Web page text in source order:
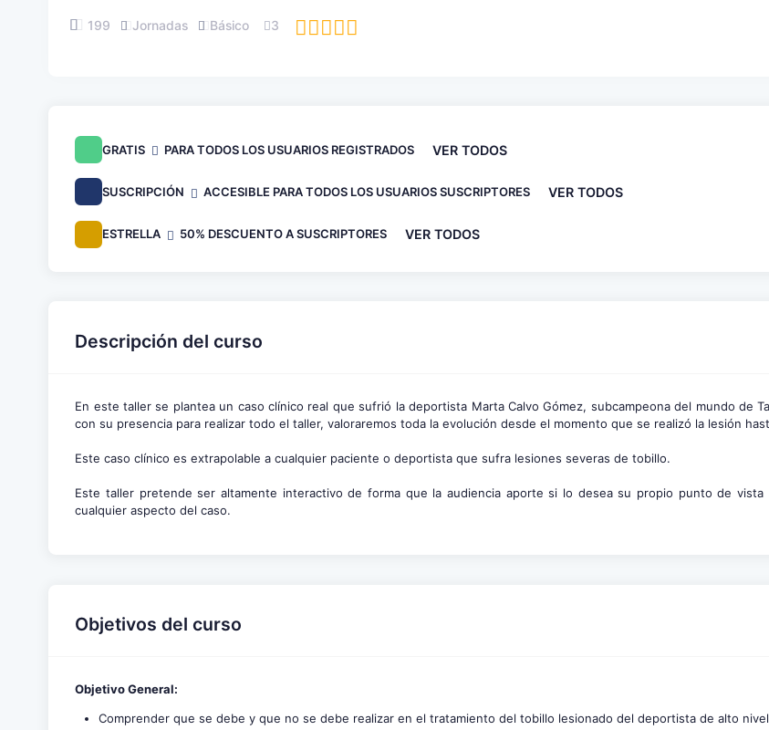
199 Jornadas Básico 3
GRATIS PARA TODOS LOS USUARIOS REGISTRADOS VER TODOS
SUSCRIPCIÓN ACCESIBLE PARA TODOS LOS USUARIOS SUSCRIPTORES VER TODOS
ESTRELLA 50% DESCUENTO A SUSCRIPTORES VER TODOS
Descripción del curso
En este taller se plantea un caso clínico real que sufrió la deportista Marta Calvo Gómez, subcampeona del mundo de
con su presencia para realizar todo el taller, valoraremos toda la evolución desde el momento que se realizó la lesión
Este caso clínico es extrapolable a cualquier paciente o deportista que sufra lesiones severas de tobillo.
Este taller pretende ser altamente interactivo de forma que la audiencia aporte si lo desea su propio punto de
cualquier aspecto del caso.
Objetivos del curso
Objetivo General:
Comprender que se debe y que no se debe realizar en el tratamiento del tobillo lesionado del deportista de alto nivel